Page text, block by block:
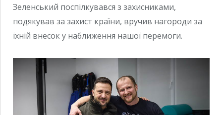
Зеленський поспілкувався з захисниками,
подякував за захист країни, вручив нагороди за
їхній внесок у наближення нашої перемоги.